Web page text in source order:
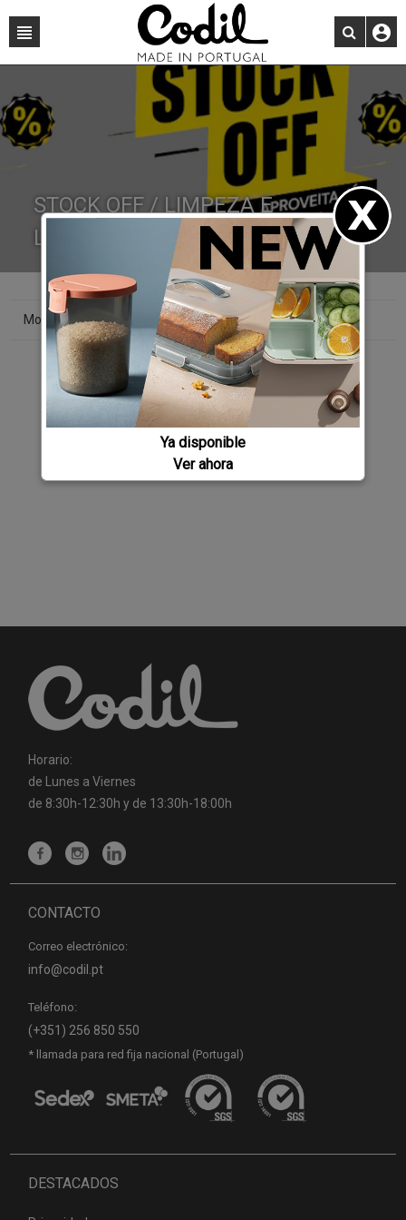
STOCK OFF / LIMPEZA E
LAVANDARIA
Mostrando 0 - 0 de 0 producto(s).
Horario:
de Lunes a Viernes
de 8:30h-12:30h y de 13:30h-18:00h
CONTACTO
Correo electrónico:
info@codil.pt
Teléfono:
(+351) 256 850 550
* llamada para red fija nacional (Portugal)
DESTACADOS
Ya disponible
Ver ahora